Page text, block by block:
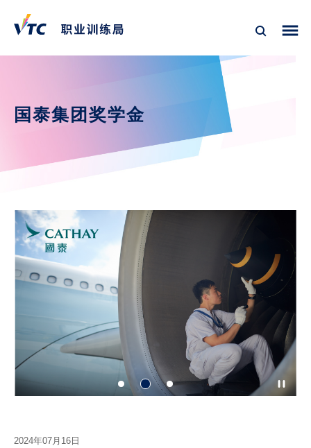
国泰集团奖学金
2024年07月16日